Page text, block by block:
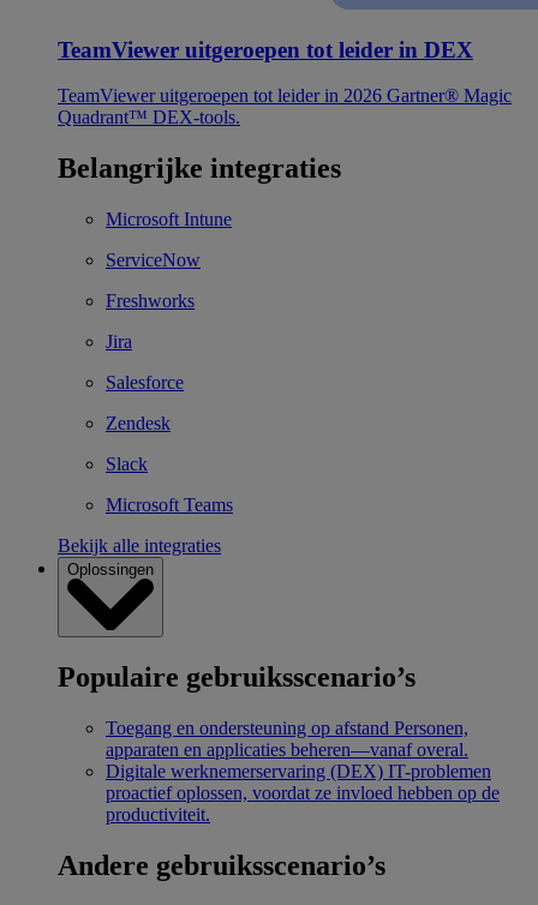
TeamViewer uitgeroepen tot leider in DEX
TeamViewer uitgeroepen tot leider in 2026 Gartner® Magic
Quadrant™ DEX-tools.
Belangrijke integraties
Microsoft Intune
ServiceNow
Freshworks
Jira
Salesforce
Zendesk
Slack
Microsoft Teams
Bekijk alle integraties
Oplossingen
Populaire gebruiksscenario’s
Toegang en ondersteuning op afstand Personen,
apparaten en applicaties beheren—vanaf overal.
Digitale werknemerservaring (DEX) IT-problemen
proactief oplossen, voordat ze invloed hebben op de
productiviteit.
Andere gebruiksscenario’s